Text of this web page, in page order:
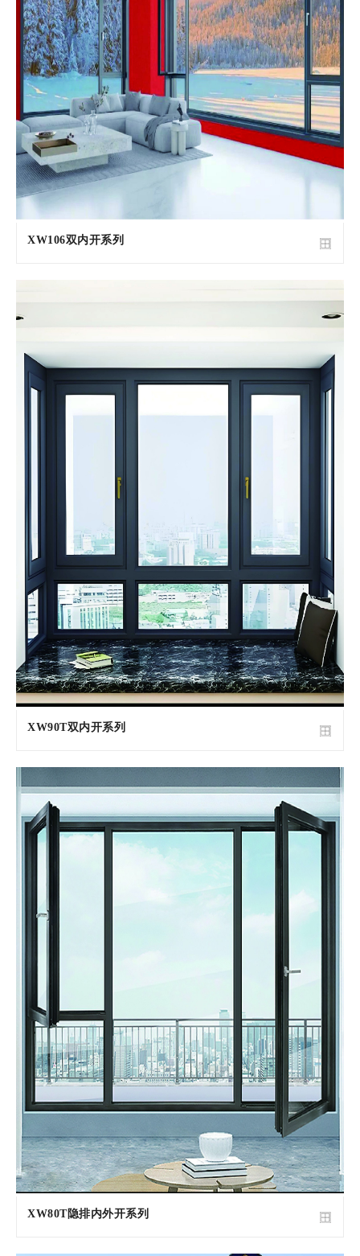
XW106双内开系列
XW90T双内开系列
XW80T隐排内外开系列